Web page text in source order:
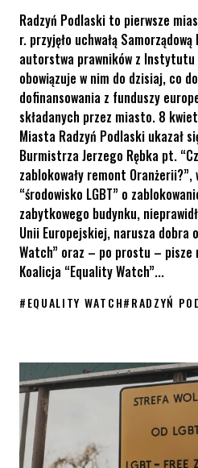
Radzyń Podlaski to pierwsze
r. przyjęło uchwałą
autorstwa prawników z Instytutu
obowiązuje w nim do dzisiaj, co
dofinansowania z funduszy
składanych przez miasto. 8
Miasta Radzyń Podlaski ukazał
Burmistrza Jerzego Rębka pt.
zablokowały remont
“środowisko LGBT” o
zabytkowego budynku,
Unii Europejskiej, narusza dobra
Watch” oraz – po prostu –
Koalicja “Equality Watch”...
#EQUALITY WATCH#RADZYŃ